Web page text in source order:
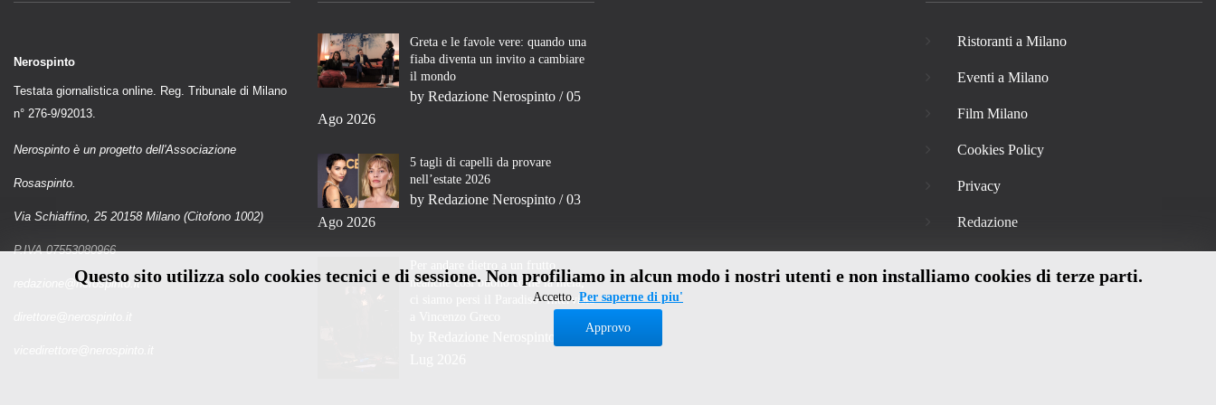
Questo sito utilizza solo cookies tecnici e di sessione. Non profiliamo in alcun modo i nostri utenti e non installiamo cookies di terze parti.
Accetto. Per saperne di piu'
Approvo
Nerospinto
Testata giornalistica online. Reg. Tribunale di Milano
n° 276-9/92013.
Nerospinto è un progetto dell'Associazione
Rosaspinto.
Via Schiaffino, 25 20158 Milano (Citofono 1002)
P.IVA 07553080966
redazione@nerospinto.it
Greta e le favole vere: quando una
fiaba diventa un invito a cambiare
il mondo
by Redazione Nerospinto / 05
Ago 2026
5 tagli di capelli da provare
nell’estate 2026
by Redazione Nerospinto / 03
Ago 2026
neanche così buono come la mela,
ci siamo persi il Paradiso- Intervista
Ristoranti a Milano
Eventi a Milano
Film Milano
Cookies Policy
Privacy
Redazione